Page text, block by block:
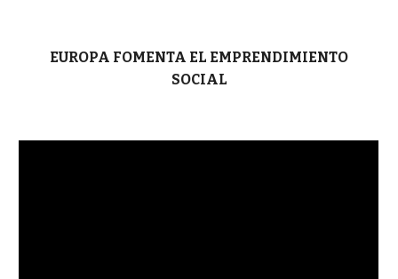
EUROPA FOMENTA EL EMPRENDIMIENTO
SOCIAL